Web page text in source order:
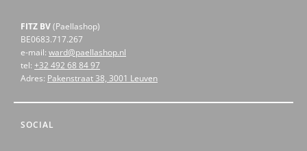
FITZ BV(Paellashop)
BE0683.717.267
e-mail: ward@paellashop.nl
tel: +32 492 68 84 97
Adres: Pakenstraat 38, 3001 Leuven
SOCIAL